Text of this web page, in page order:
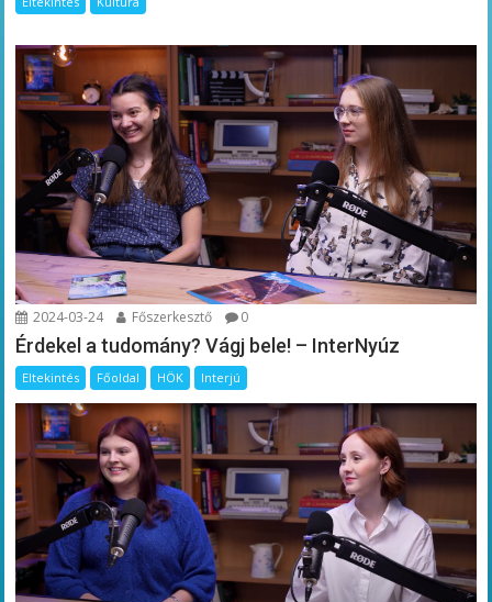
2024-03-24 Főszerkesztő 0
Érdekel a tudomány? Vágj bele! – InterNyúz
Eltekintés Főoldal HÖK Interjú